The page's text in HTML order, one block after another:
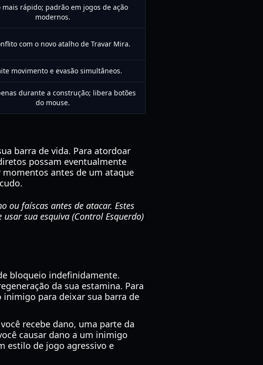
mais rápido; padrão em jogos de ação
modernos.
com o novo atalho de Travar Mira.
movimento e evasão simultâneos.
durante a construção; libera botões
do mouse.
barra de vida. Para atordoar
possam eventualmente
antes de um ataque
ou faíscas antes de atacar. Estes
sua esquiva (Control Esquerdo)
bloqueio indefinidamente.
da sua estamina. Para
inimigo para deixar sua barra de
recebe dano, uma parte da
causar dano a um inimigo
estilo de jogo agressivo e